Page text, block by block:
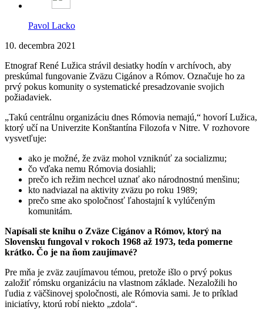
Pavol Lacko
10. decembra 2021
Etnograf René Lužica strávil desiatky hodín v archívoch, aby
preskúmal fungovanie Zväzu Cigánov a Rómov. Označuje ho za
prvý pokus komunity o systematické presadzovanie svojich
požiadaviek.
„Takú centrálnu organizáciu dnes Rómovia nemajú,“ hovorí Lužica,
ktorý učí na Univerzite Konštantína Filozofa v Nitre. V rozhovore
vysvetľuje:
ako je možné, že zväz mohol vzniknúť za socializmu;
čo vďaka nemu Rómovia dosiahli;
prečo ich režim nechcel uznať ako národnostnú menšinu;
kto nadviazal na aktivity zväzu po roku 1989;
prečo sme ako spoločnosť ľahostajní k vylúčeným
komunitám.
Napísali ste knihu o Zväze Cigánov a Rómov, ktorý na
Slovensku fungoval v rokoch 1968 až 1973, teda pomerne
krátko. Čo je na ňom zaujímavé?
Pre mňa je zväz zaujímavou témou, pretože išlo o prvý pokus
založiť rómsku organizáciu na vlastnom základe. Nezaložili ho
ľudia z väčšinovej spoločnosti, ale Rómovia sami. Je to príklad
iniciatívy, ktorú robí niekto „zdola“.